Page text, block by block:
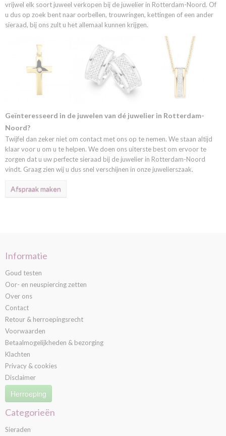
vrijwel elk soort juweel verkopen bij de juwelier in Rotterdam-Noord. Of
u dus op zoek bent naar oorbellen, trouwringen, kettingen of een ander
sieraad, bij ons zult u het allemaal kunnen krijgen.
Geïnteresseerd in de juwelen van dé juwelier in Rotterdam-
Noord?
Twijfel dan zeker niet om contact met ons op te nemen. We staan altijd
klaar voor u om u te helpen. We doen ons uiterste best om ervoor te
zorgen dat u uw perfecte sieraad bij de juwelier in Rotterdam-Noord
vindt. Graag zien wij u dus snel verschijnen in onze juwelierszaak.
Afspraak maken
Informatie
Goud testen
Oor- en neuspiercing zetten
Over ons
Contact
Retour & herroepingsrecht
Voorwaarden
Betaalmogelijkheden & bezorging
Klachten
Privacy & cookies
Disclaimer
Herroeping
Categorieën
Sieraden